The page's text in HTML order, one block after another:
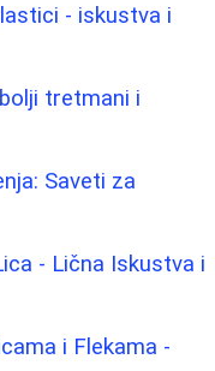
- iskustva i
tretmani i
Saveti za
- Lična Iskustva i
i Flekama -